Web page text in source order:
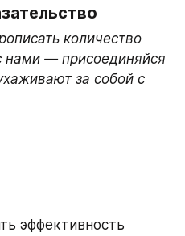
количество
нами — присоединяйся
за собой с
эффективность